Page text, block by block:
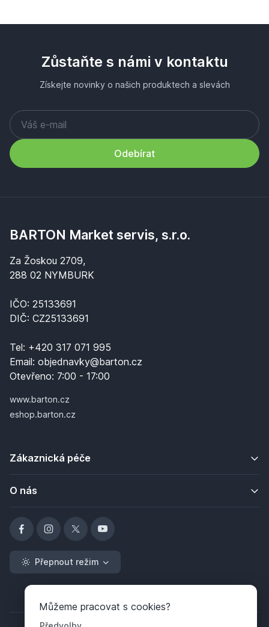
Zůstaňte s námi v kontaktu
Získejte novinky o našich produktech a slevách
Odebírat
BARTON Market servis, s.r.o.
Za Žoskou 2709,
288 02 NYMBURK
IČO: 25133691
DIČ: CZ25133691
Tel: +420 317 071 995
Email: objednavky@barton.cz
Otevřeno: 7:00 - 17:00
www.barton.cz
eshop.barton.cz
Zákaznická péče
O nás
Přepnout režim
Můžeme pracovat s cookies?